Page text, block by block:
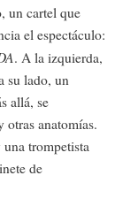
un cartel que
el espectáculo:
. A la izquierda,
su lado, un
allá, se
anatomías.
trompetista
de